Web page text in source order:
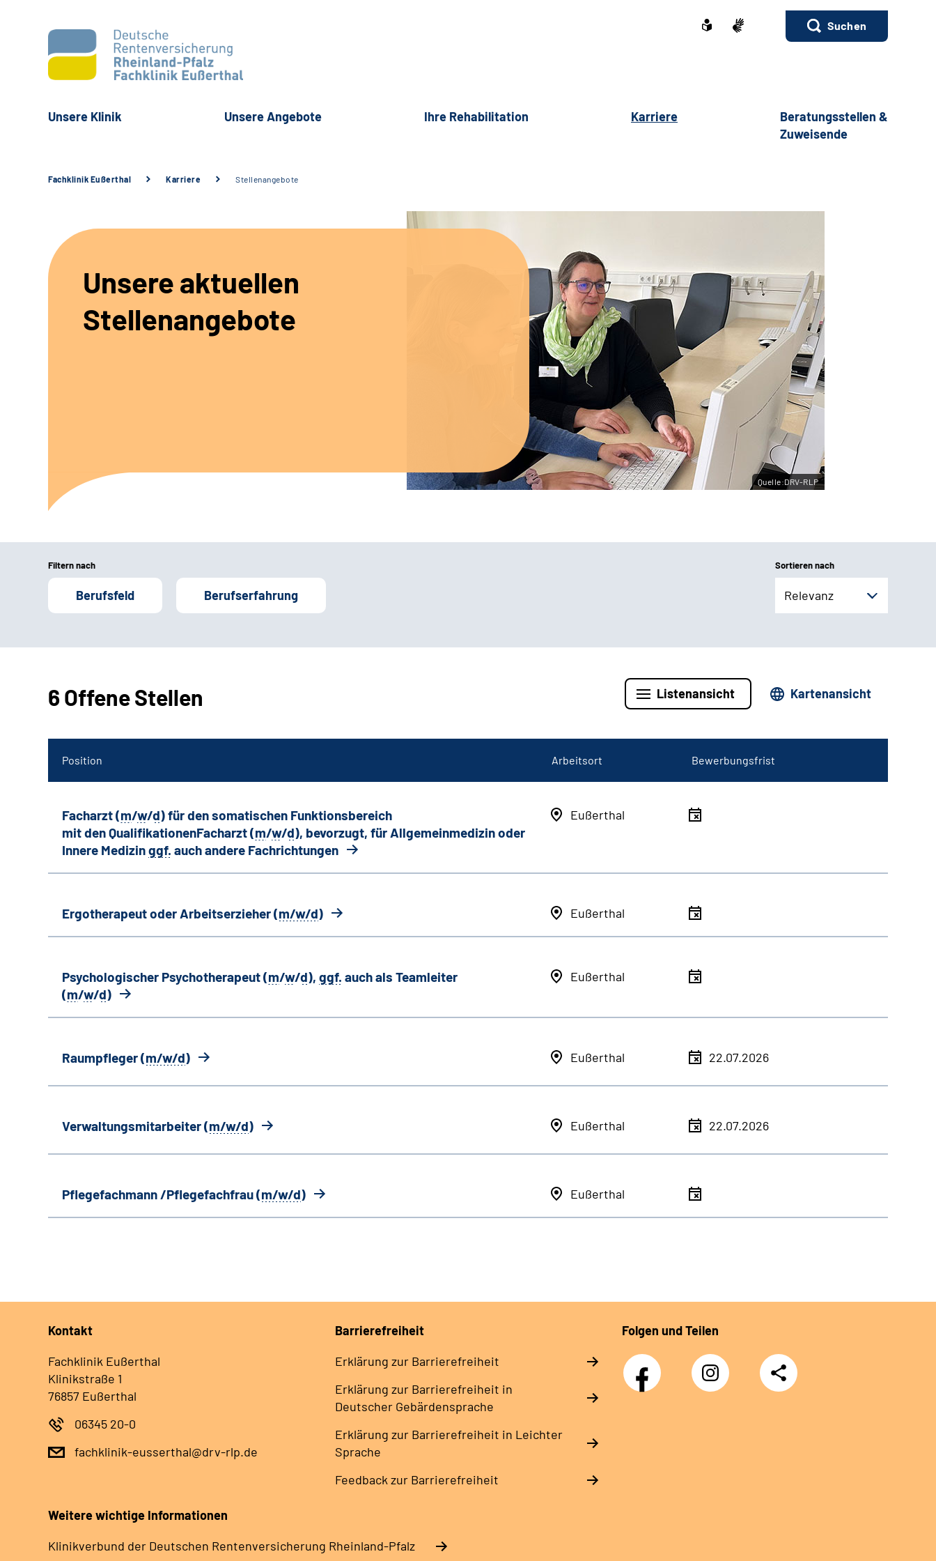
Suchen
Unsere Klinik Unsere Angebote Ihre Rehabilitation Karriere
Beratungsstellen &
Zuweisende
Fachklinik Eußerthal Karriere Stellenangebote
Unsere aktuellen
Stellenangebote
Quelle:DRV-RLP
Filtern nach
Berufsfeld Berufserfahrung
Sortieren nach
Relevanz
6 Offene Stellen Listenansicht Kartenansicht
Position Arbeitsort Bewerbungsfrist
Facharzt (m/w/d) für den somatischen Funktionsbereich
mit den QualifikationenFacharzt (m/w/d), bevorzugt, für Allgemeinmedizin oder
Innere Medizinggf. auch andere Fachrichtungen
Eußerthal
Ergotherapeut oder Arbeitserzieher (m/w/d) Eußerthal
Psychologischer Psychotherapeut (m/w/d), ggf. auch als Teamleiter
(m/w/d)
Eußerthal
Raumpfleger (m/w/d) Eußerthal 22.07.2026
Verwaltungsmitarbeiter (m/w/d) Eußerthal 22.07.2026
Pflegefachmann /Pflegefachfrau (m/w/d) Eußerthal
Kontakt
Fachklinik Eußerthal
Klinikstraße 1
76857 Eußerthal
06345 20-0
fachklinik-eusserthal@drv-rlp.de
Barrierefreiheit
Erklärung zur Barrierefreiheit
Erklärung zur Barrierefreiheit in
Deutscher Gebärdensprache
Erklärung zur Barrierefreiheit in Leichter
Sprache
Feedback zur Barrierefreiheit
Folgen und Teilen
Facebook
Instagram
DRV
Nachwuchskräfte
Teilen
Weitere wichtige Informationen
Klinikverbund der Deutschen Rentenversicherung Rheinland-Pfalz